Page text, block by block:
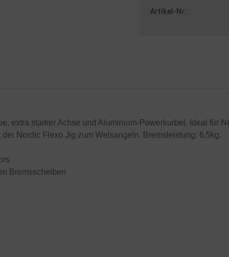
Artikel-Nr.:
extra starker Achse und Aluminium-Powerkurbel. Ideal für
Nordic Flexo Jig zum Welsangeln. Bremsleistung: 6,5kg.
Bremsscheiben